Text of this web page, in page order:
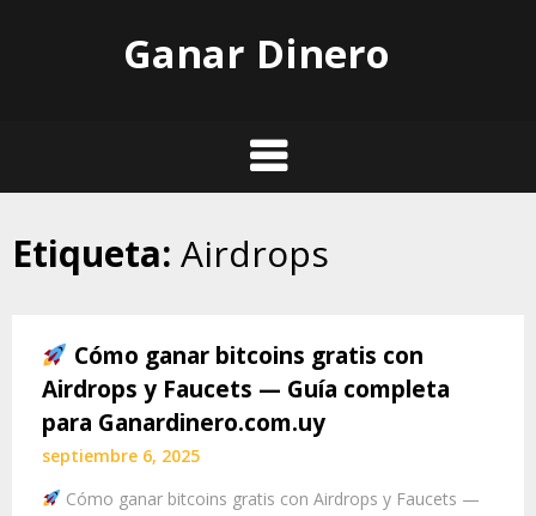
Ganar Dinero
Etiqueta: Airdrops
Cómo ganar bitcoins gratis con
Airdrops y Faucets — Guía completa
para Ganardinero.com.uy
septiembre 6, 2025
Cómo ganar bitcoins gratis con Airdrops y Faucets —